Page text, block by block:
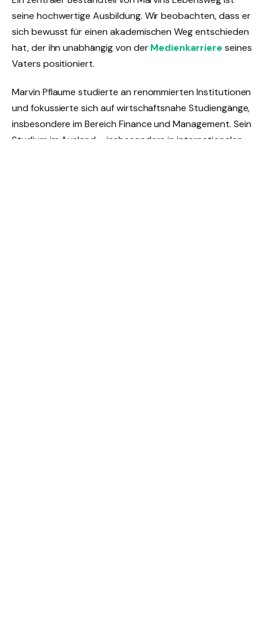
seine hochwertige Ausbildung. Wir beobachten, dass er
sich bewusst für einen akademischen Weg entschieden
hat, der ihn unabhängig von derMedienkarriere seines
Vaters positioniert.
Marvin Pflaume studierte an renommierten Institutionen
und fokussierte sich auf wirtschaftsnahe Studiengänge,
insbesondere im Bereich Finance und Management. Sein
Studium im Ausland – insbesondere in internationalen